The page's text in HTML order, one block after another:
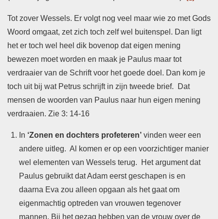
Tot zover Wessels. Er volgt nog veel maar wie zo met Gods
Woord omgaat, zet zich toch zelf wel buitenspel. Dan ligt
het er toch wel heel dik bovenop dat eigen mening
bewezen moet worden en maak je Paulus maar tot
verdraaier van de Schrift voor het goede doel. Dan kom je
toch uit bij wat Petrus schrijft in zijn tweede brief. Dat
mensen de woorden van Paulus naar hun eigen mening
verdraaien. Zie 3: 14-16
In ‘Zonen en dochters profeteren’ vinden weer een
andere uitleg. Al komen er op een voorzichtiger manier
wel elementen van Wessels terug. Het argument dat
Paulus gebruikt dat Adam eerst geschapen is en
daarna Eva zou alleen opgaan als het gaat om
eigenmachtig optreden van vrouwen tegenover
mannen. Bij het gezag hebben van de vrouw over de